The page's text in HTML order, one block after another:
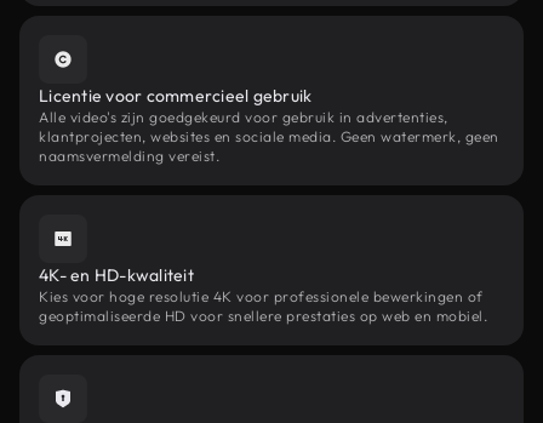
Licentie voor commercieel gebruik
Alle video's zijn goedgekeurd voor gebruik in advertenties,
klantprojecten, websites en sociale media. Geen watermerk, geen
naamsvermelding vereist.
4K- en HD-kwaliteit
Kies voor hoge resolutie 4K voor professionele bewerkingen of
geoptimaliseerde HD voor snellere prestaties op web en mobiel.